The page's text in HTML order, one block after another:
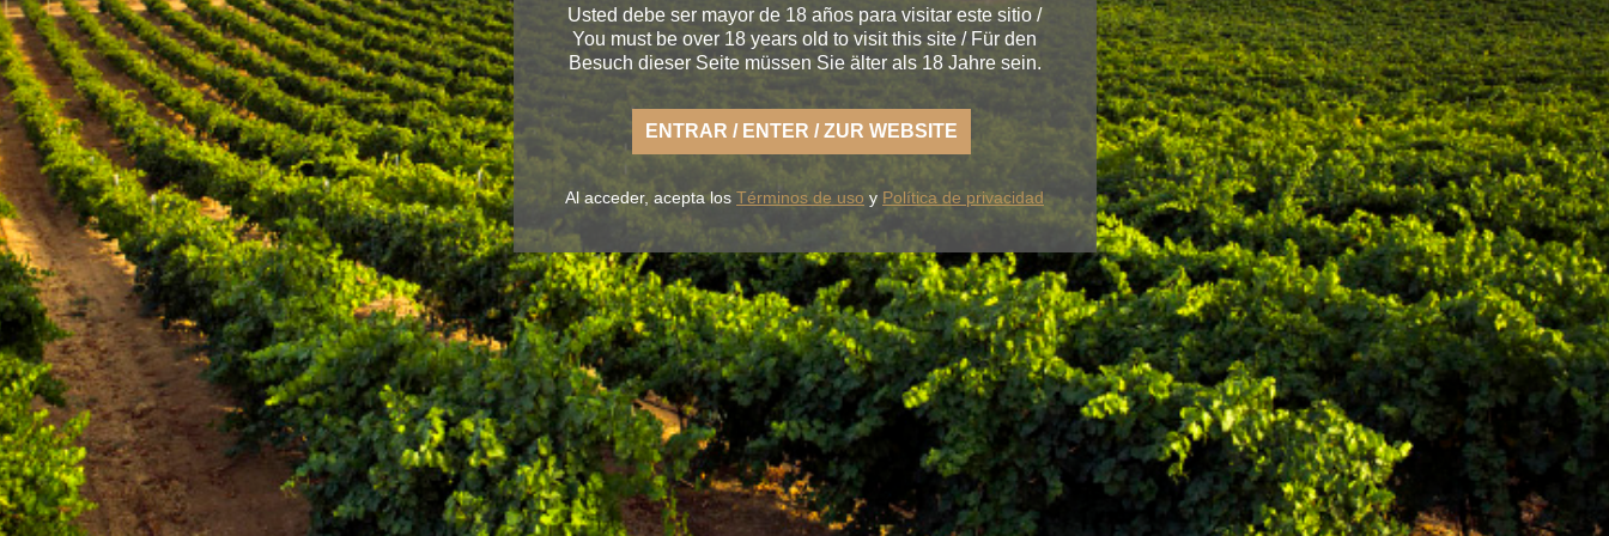
Con BLUME disfrutas la fresca naturaleza de un Rueda ligero,desenfadado y siempre fiel a una
tierra fértil de sabor.
NUESTROS VINOS LA BODEGA BLUME & GASTRO BLUME & YOU
+34 926 32 24 00 contacto@pagosdelrey.com
Ⓒ PAGOS DEL REY-Política de privacidad-Política de cookies- Tienda online
Usted debe ser mayor de 18 años para visitar este sitio /
You must be over 18 years old to visit this site / Für den
Besuch dieser Seite müssen Sie älter als 18 Jahre sein.
ENTRAR / ENTER / ZUR WEBSITE
Al acceder, acepta los Términos de uso y Política de privacidad